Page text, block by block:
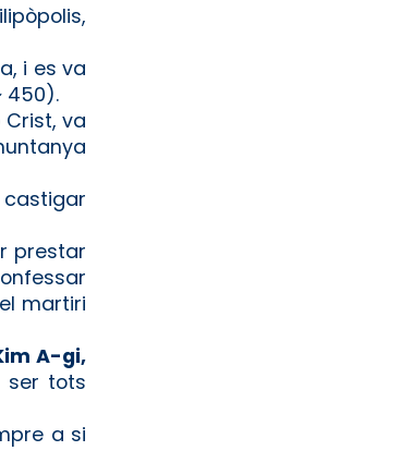
i es va
450).
va
prestar
martiri
A-gi,
ser tots
a si